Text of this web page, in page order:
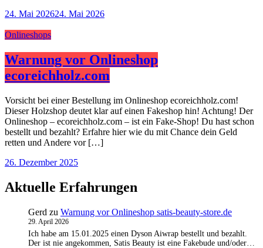
24. Mai 202624. Mai 2026
Onlineshops
Warnung vor Onlineshop
ecoreichholz.com
Vorsicht bei einer Bestellung im Onlineshop ecoreichholz.com!
Dieser Holzshop deutet klar auf einen Fakeshop hin! Achtung! Der
Onlineshop – ecoreichholz.com – ist ein Fake-Shop! Du hast schon
bestellt und bezahlt? Erfahre hier wie du mit Chance dein Geld
retten und Andere vor […]
26. Dezember 2025
Aktuelle Erfahrungen
Gerd zu Warnung vor Onlineshop satis-beauty-store.de
29. April 2026
Ich habe am 15.01.2025 einen Dyson Aiwrap bestellt und bezahlt.
Der ist nie angekommen, Satis Beauty ist eine Fakebude und/oder…